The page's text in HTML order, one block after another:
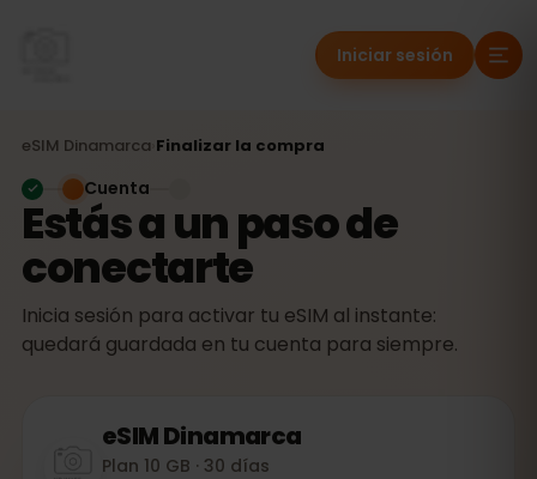
Iniciar sesión
eSIM Dinamarca Finalizar la compra
Estás a un paso de
conectarte
Inicia sesión para activar tu eSIM al instante:
quedará guardada en tu cuenta para siempre.
Cuenta
eSIMDinamarca
Plan 10 GB · 30 días